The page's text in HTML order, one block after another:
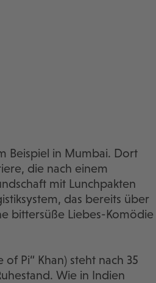
Beispiel in Mumbai. Dort
die nach einem
mit Lunchpakten
das bereits über
bittersüße Liebes-Komödie
Pi“ Khan) steht nach 35
Wie in Indien